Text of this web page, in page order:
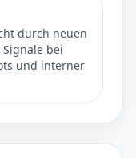
durch neuen
bei
und interner